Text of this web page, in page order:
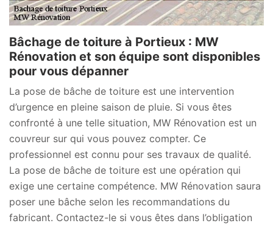
Bâchage de toiture à Portieux : MW
Rénovation et son équipe sont disponibles
pour vous dépanner
La pose de bâche de toiture est une intervention
d’urgence en pleine saison de pluie. Si vous êtes
confronté à une telle situation, MW Rénovation est un
couvreur sur qui vous pouvez compter. Ce
professionnel est connu pour ses travaux de qualité.
La pose de bâche de toiture est une opération qui
exige une certaine compétence. MW Rénovation saura
poser une bâche selon les recommandations du
fabricant. Contactez-le si vous êtes dans l’obligation